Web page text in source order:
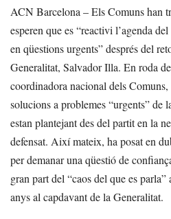
ACN Barcelona – Els Comuns han
esperen que es “reactivi l’agenda
en qüestions urgents” després del
Generalitat, Salvador Illa. En roda
coordinadora nacional dels
solucions a problemes “urgents” de
estan plantejant des del partit en la
defensat. Així mateix, ha posat en
per demanar una qüestió de
gran part del “caos del que es
anys al capdavant de la Generalitat.